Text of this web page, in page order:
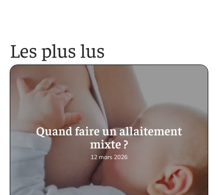
Les plus lus
Quand faire un allaitement
mixte ?
12 mars 2026